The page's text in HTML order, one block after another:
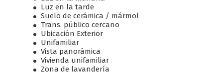
Luz en la tarde
Suelo de cerámica / mármol
Trans. público cercano
Ubicación Exterior
Unifamiliar
Vista panorámica
Vivienda unifamiliar
Zona de lavandería